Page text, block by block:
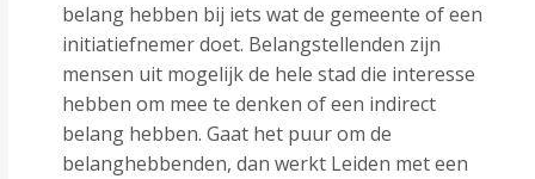
belang hebben bij iets wat de gemeente of een
initiatiefnemer doet. Belangstellenden zijn
mensen uit mogelijk de hele stad die interesse
hebben om mee te denken of een indirect
belang hebben. Gaat het puur om de
belanghebbenden, dan werkt Leiden met een